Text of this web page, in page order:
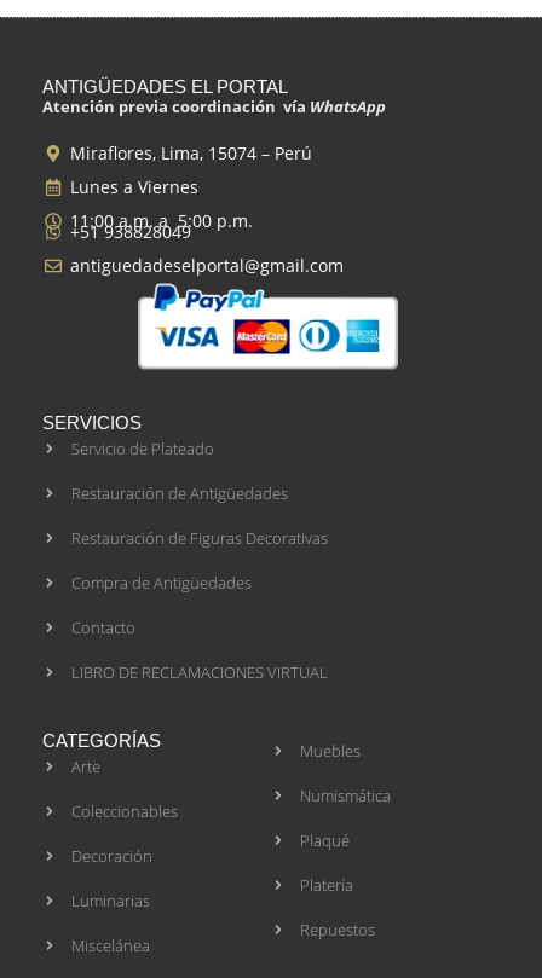
ANTIGÜEDADES EL PORTAL
Atención previa coordinación vía WhatsApp
Miraflores, Lima, 15074 – Perú
Lunes a Viernes
11:00 a.m. a 5:00 p.m.
+51 938828049
antiguedadeselportal@gmail.com
SERVICIOS
Servicio de Plateado
Restauración de Antigüedades
Restauración de Figuras Decorativas
Compra de Antigüedades
Contacto
LIBRO DE RECLAMACIONES VIRTUAL
CATEGORÍAS
Arte
Coleccionables
Decoración
Luminarias
Miscelánea
Muebles
Numismática
Plaqué
Platería
Repuestos